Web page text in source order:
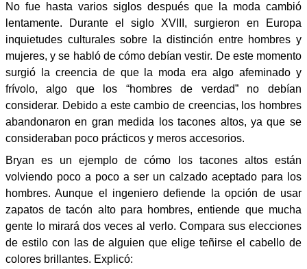
No fue hasta varios siglos después que la moda cambió
lentamente. Durante el siglo XVIII, surgieron en Europa
inquietudes culturales sobre la distinción entre hombres y
mujeres, y se habló de cómo debían vestir. De este momento
surgió la creencia de que la moda era algo afeminado y
frívolo, algo que los “hombres de verdad” no debían
considerar. Debido a este cambio de creencias, los hombres
abandonaron en gran medida los tacones altos, ya que se
consideraban poco prácticos y meros accesorios.
Bryan es un ejemplo de cómo los tacones altos están
volviendo poco a poco a ser un calzado aceptado para los
hombres. Aunque el ingeniero defiende la opción de usar
zapatos de tacón alto para hombres, entiende que mucha
gente lo mirará dos veces al verlo. Compara sus elecciones
de estilo con las de alguien que elige teñirse el cabello de
colores brillantes. Explicó: